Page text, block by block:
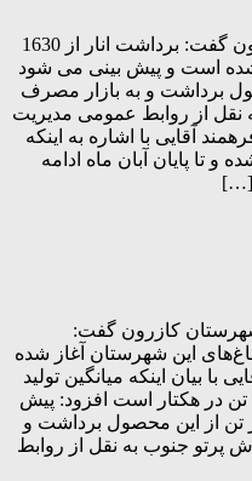
شده است و پیش بینی می شود
این محصول برداشت و به بازار مصرف
از روابط عمومی مدیریت
آقایی با اشاره به اینکه
و تا پایان آبان ماه ادامه
[…]
کازرون گفت:
و ۸۰۰ هکتار از باغ‌های این شهرستان آغاز شده
با بیان اینکه میانگین تولید
انار در باغ‌های شهرستان کازرون ۴۰ تن در هکتار است افزود: پیش
است امسال حدود 70 هزار تن از این محصول برداشت و
پرتو جنوب به نقل از روابط